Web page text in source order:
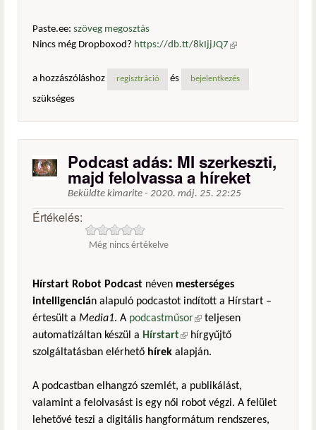
Paste.ee: szöveg megosztás
Nincs még Dropboxod? https://db.tt/8kIjjJQ7 (külső
a hozzászóláshoz
regisztráció és bejelentkezés
szükséges
Podcast adás: MI szerkeszti,
majd felolvassa a híreket
Beküldte kimarite - 2020. máj. 25. 22:25
Értékelés:
Még nincs értékelve
Hírstart Robot Podcast néven mesterséges
intelligencián alapuló podcastot indított a Hírstart –
értesült a Media1. A podcastműsor(külső hivatkozás)
teljesen
automatizáltan készül a Hírstart(külső hivatkozás)
hírgyűjtő
szolgáltatásban elérhető hírek alapján.
A podcastban elhangzó szemlét, a publikálást,
valamint a felolvasást is egy női robot végzi. A felület
lehetővé teszi a digitális hangformátum rendszeres,